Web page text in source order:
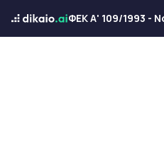
ΦΕΚ Α' 109/1993 -